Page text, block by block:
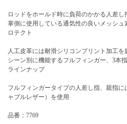
ロッドをホールド時に負荷のかかる人差
掌側に使用している通気性の良いメッシ
ロテクト
人工皮革には耐滑シリコンプリント加工
シーン別に機能するフルフィンガー、3本
ラインナップ
フルフィンガータイプの人差し指、親指
ャブルレザー）を使用
品番：7769